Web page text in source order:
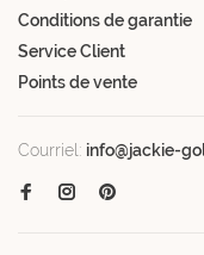
Conditions de garantie
Service Client
Points de vente
Courriel: info@jackie-